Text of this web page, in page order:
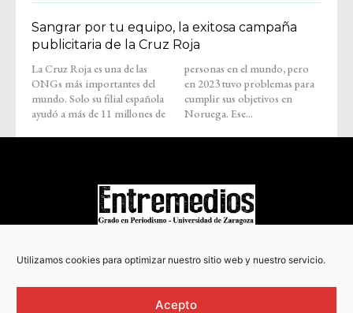
Utilizamos cookies para optimizar nuestro sitio web y nuestro servicio.
Acepto
Sangrar por tu equipo, la exitosa campaña
publicitaria de la Cruz Roja
La Cruz Roja es una de las
ONGs más importantes del
mundo. Solo su filial española
ayudó a más de 11 millones de
personas en el mundo, pero
en 2023 tuvo problemas para
cumplir sus objetivos en
Noruega. Ese...